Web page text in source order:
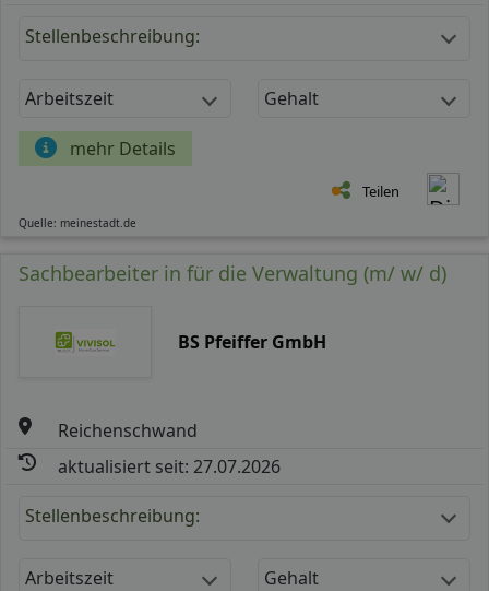
Stellenbeschreibung:
Arbeitszeit Gehalt
mehr Details
Teilen
Quelle: meinestadt.de
Sachbearbeiter in für die Verwaltung (m/ w/ d)
BS Pfeiffer GmbH
Reichenschwand
aktualisiert seit: 27.07.2026
Stellenbeschreibung:
Arbeitszeit Gehalt